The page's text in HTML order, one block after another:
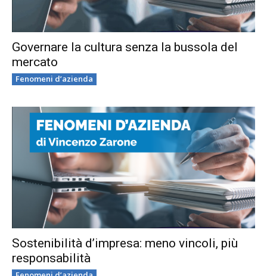
Governare la cultura senza la bussola del
mercato
Fenomeni d’azienda
Sostenibilità d’impresa: meno vincoli, più
responsabilità